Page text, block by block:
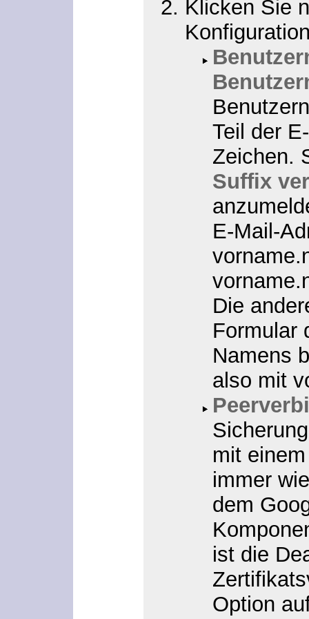
Klicken Sie
Teil der
Zeichen.
Suffix
E-Mail-
Die
Formular
Namens
also mit
mit
immer
dem
ist die
Option